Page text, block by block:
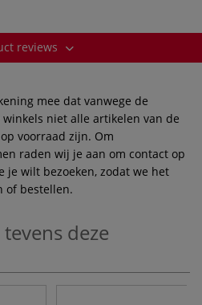
reviews
mee dat vanwege de
niet alle artikelen van de
voorraad zijn. Om
raden wij je aan om contact op
je wilt bezoeken, zodat we het
of bestellen.
deze